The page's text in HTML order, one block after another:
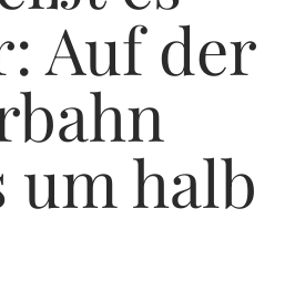
Auf der
um halb